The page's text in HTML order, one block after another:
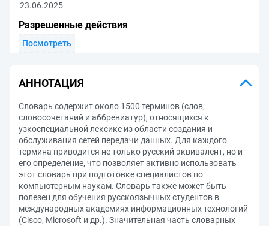
23.06.2025
Разрешенные действия
Посмотреть
АННОТАЦИЯ
Словарь содержит около 1500 терминов (слов,
словосочетаний и аббревиатур), относящихся к
узкоспециальной лексике из области создания и
обслуживания сетей передачи данных. Для каждого
термина приводится не только русский эквивалент, но и
его определение, что позволяет активно использовать
этот словарь при подготовке специалистов по
компьютерным наукам. Словарь также может быть
полезен для обучения русскоязычных студентов в
международных академиях информационных технологий
(Cisco, Microsoft и др.). Значительная часть словарных